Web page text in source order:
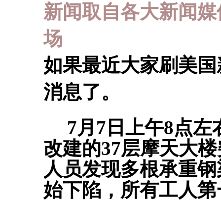
新闻取自各大新闻
场
如果最近大家刷美
消息了。
7月7日上午8点
改建的37层摩天大
人员发现多根承重
始下陷，所有工人